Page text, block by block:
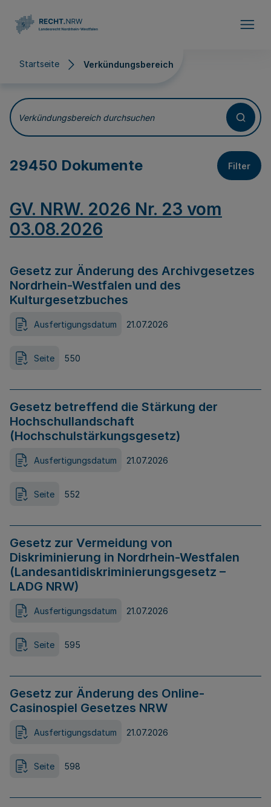
Startseite Verkündungsbereich
Verkündungsbereich
Verkündungsbereich durchsuchen
29450 Dokumente Filter
GV. NRW. 2026 Nr. 23 vom
03.08.2026
Gesetz zur Änderung des Archivgesetzes
Nordrhein-Westfalen und des
Kulturgesetzbuches
Ausfertigungsdatum 21.07.2026
Seite 550
Gesetz betreffend die Stärkung der
Hochschullandschaft
(Hochschulstärkungsgesetz)
Ausfertigungsdatum 21.07.2026
Seite 552
Gesetz zur Vermeidung von
Diskriminierung in Nordrhein-Westfalen
(Landesantidiskriminierungsgesetz –
LADG NRW)
Ausfertigungsdatum 21.07.2026
Seite 595
Gesetz zur Änderung des Online-
Casinospiel Gesetzes NRW
Ausfertigungsdatum 21.07.2026
Seite 598